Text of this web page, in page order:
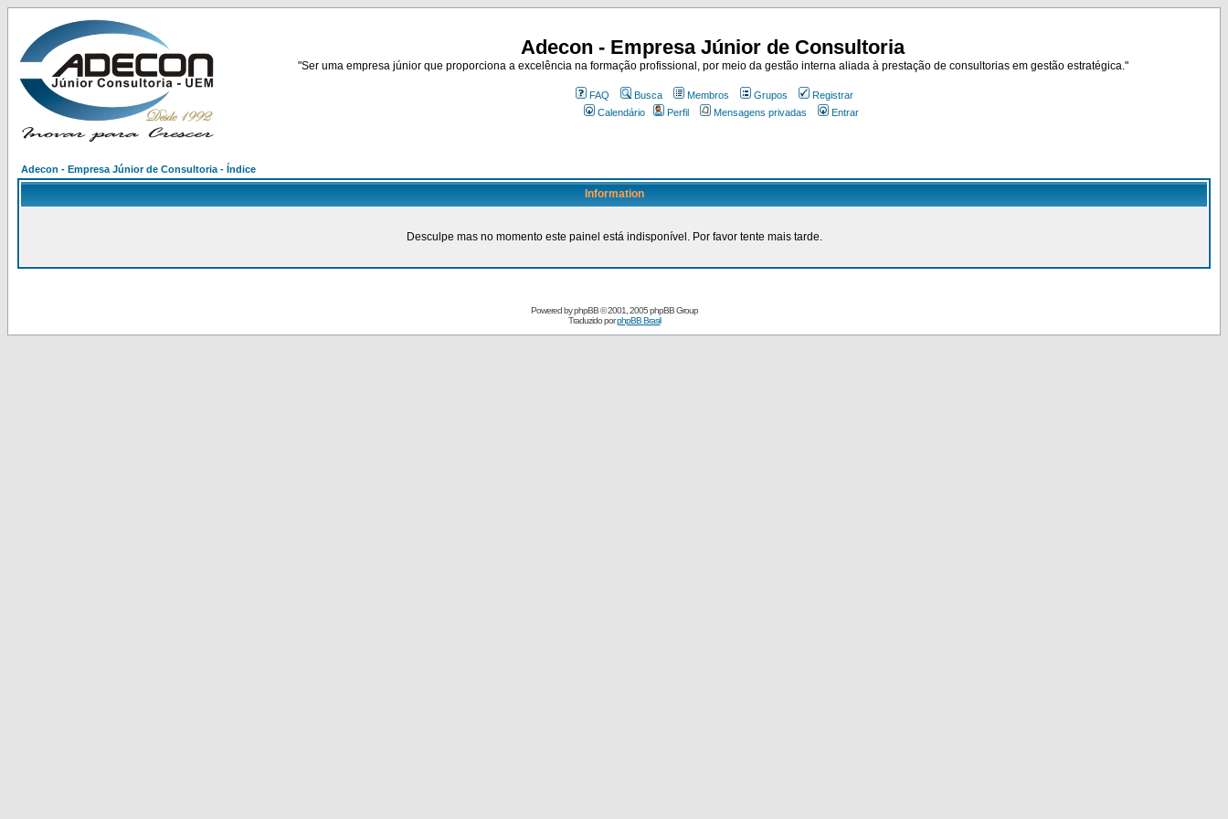
Adecon - Empresa Júnior de Consultoria
"Ser uma empresa júnior que proporciona a excelência na formação profissional, por meio da gestão interna aliada à prestação de consultorias em gestão estratégica."
FAQ Busca Membros Grupos
Registrar
Calendário
Perfil Mensagens privadas Entrar
Adecon - Empresa Júnior de Consultoria - Índice
Information
Desculpe mas no momento este painel está indisponível. Por favor tente mais tarde.
Powered byphpBB© 2001, 2005 phpBB Group
Traduzido porphpBB Brasil